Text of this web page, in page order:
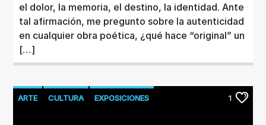
el dolor, la memoria, el destino, la identidad. Ante
tal afirmación, me pregunto sobre la autenticidad
en cualquier obra poética, ¿qué hace “original” un
[…]
ARTE CULTURA EXPOSICIONES 1